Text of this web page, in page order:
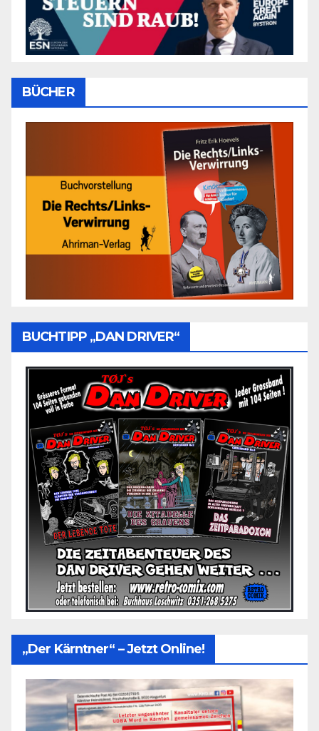
BÜCHER
BUCHTIPP „DAN DRIVER“
„Der Kärntner“ – Jetzt Online!